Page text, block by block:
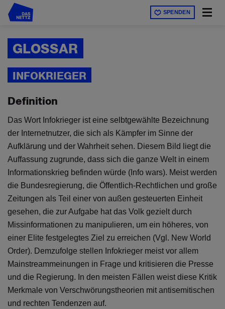
Direkt
zum
SPENDEN
GLOSSAR
INFOKRIEGER
Definition
Das Wort Infokrieger ist eine selbtgewählte Bezeichnung
der Internetnutzer, die sich als Kämpfer im Sinne der
Aufklärung und der Wahrheit sehen. Diesem Bild liegt die
Auffassung zugrunde, dass sich die ganze Welt in einem
Informationskrieg befinden würde (Info wars). Meist werden
die Bundesregierung, die Öffentlich-Rechtlichen und große
Zeitungen als Teil einer von außen gesteuerten Einheit
gesehen, die zur Aufgabe hat das Volk gezielt durch
Missinformationen zu manipulieren, um ein höheres, von
einer Elite festgelegtes Ziel zu erreichen (Vgl. New World
Order). Demzufolge stellen Infokrieger meist vor allem
Mainstreammeinungen in Frage und kritisieren die Presse
und die Regierung. In den meisten Fällen weist diese Kritik
Merkmale von Verschwörungstheorien mit antisemitischen
und rechten Tendenzen auf.